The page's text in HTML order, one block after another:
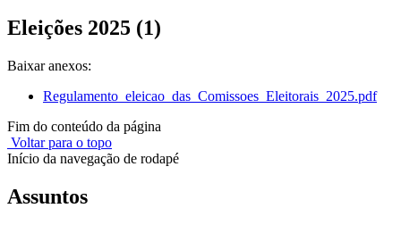
Eleições 2025 (1)
Baixar anexos:
Regulamento_eleicao_das_Comissoes_Eleitorais_2025.pdf
Fim do conteúdo da página
Voltar para o topo
Início da navegação de rodapé
Assuntos